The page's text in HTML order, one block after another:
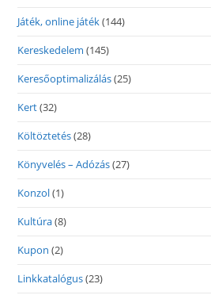
Játék, online játék(144)
Kereskedelem (145)
Keresőoptimalizálás(25)
Kert(32)
Költöztetés(28)
Könyvelés – Adózás(27)
Konzol(1)
Kultúra(8)
Kupon (2)
Linkkatalógus(23)